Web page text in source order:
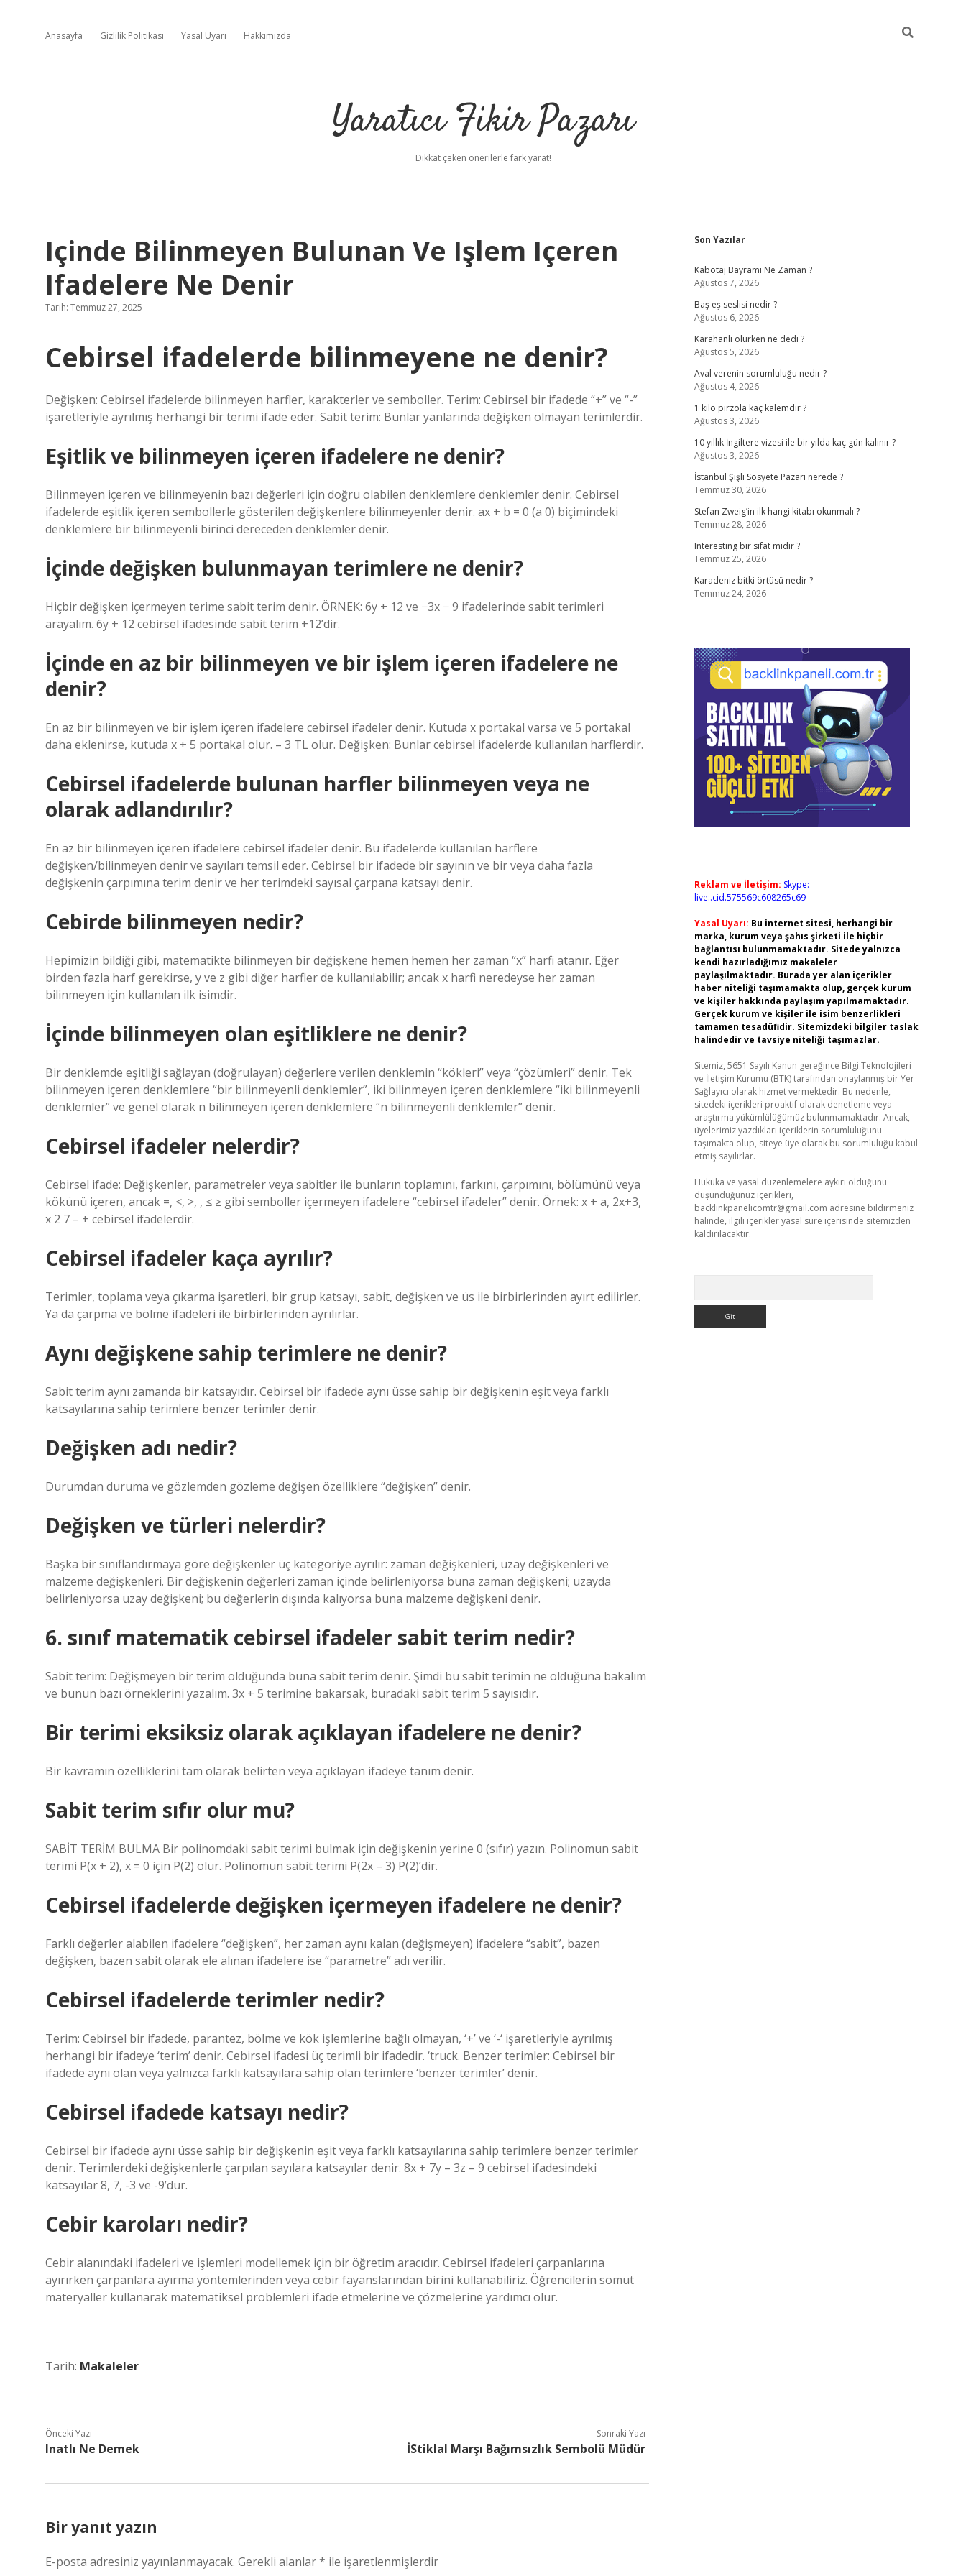
Anasayfa Gizlilik Politikası Yasal Uyarı Hakkımızda
Yaratıcı Fikir Pazarı
Dikkat çeken önerilerle fark yarat!
Içinde Bilinmeyen Bulunan Ve Işlem Içeren
Ifadelere Ne Denir
Tarih: Temmuz 27, 2025
Cebirsel ifadelerde bilinmeyene ne denir?
Değişken: Cebirsel ifadelerde bilinmeyen harfler, karakterler ve semboller. Terim: Cebirsel bir ifadede “+” ve “-”
işaretleriyle ayrılmış herhangi bir terimi ifade eder. Sabit terim: Bunlar yanlarında değişken olmayan terimlerdir.
Eşitlik ve bilinmeyen içeren ifadelere ne denir?
Bilinmeyen içeren ve bilinmeyenin bazı değerleri için doğru olabilen denklemlere denklemler denir. Cebirsel
ifadelerde eşitlik içeren sembollerle gösterilen değişkenlere bilinmeyenler denir. ax + b = 0 (a 0) biçimindeki
denklemlere bir bilinmeyenli birinci dereceden denklemler denir.
İçinde değişken bulunmayan terimlere ne denir?
Hiçbir değişken içermeyen terime sabit terim denir. ÖRNEK: 6y + 12 ve −3x ​​​​​​− 9 ifadelerinde sabit terimleri
arayalım. 6y + 12 cebirsel ifadesinde sabit terim +12’dir.
İçinde en az bir bilinmeyen ve bir işlem içeren ifadelere ne
denir?
En az bir bilinmeyen ve bir işlem içeren ifadelere cebirsel ifadeler denir. Kutuda x portakal varsa ve 5 portakal
daha eklenirse, kutuda x + 5 portakal olur. – 3 TL olur. Değişken: Bunlar cebirsel ifadelerde kullanılan harflerdir.
Cebirsel ifadelerde bulunan harfler bilinmeyen veya ne
olarak adlandırılır?
En az bir bilinmeyen içeren ifadelere cebirsel ifadeler denir. Bu ifadelerde kullanılan harflere
değişken/bilinmeyen denir ve sayıları temsil eder. Cebirsel bir ifadede bir sayının ve bir veya daha fazla
değişkenin çarpımına terim denir ve her terimdeki sayısal çarpana katsayı denir.
Cebirde bilinmeyen nedir?
Hepimizin bildiği gibi, matematikte bilinmeyen bir değişkene hemen hemen her zaman “x” harfi atanır. Eğer
birden fazla harf gerekirse, y ve z gibi diğer harfler de kullanılabilir; ancak x harfi neredeyse her zaman
bilinmeyen için kullanılan ilk isimdir.
İçinde bilinmeyen olan eşitliklere ne denir?
Bir denklemde eşitliği sağlayan (doğrulayan) değerlere verilen denklemin “kökleri” veya “çözümleri” denir. Tek
bilinmeyen içeren denklemlere “bir bilinmeyenli denklemler”, iki bilinmeyen içeren denklemlere “iki bilinmeyenli
denklemler” ve genel olarak n bilinmeyen içeren denklemlere “n bilinmeyenli denklemler” denir.
Cebirsel ifadeler nelerdir?
Cebirsel ifade: Değişkenler, parametreler veya sabitler ile bunların toplamını, farkını, çarpımını, bölümünü veya
kökünü içeren, ancak =, <, >, , ≤ ≥ gibi semboller içermeyen ifadelere “cebirsel ifadeler” denir. Örnek: x + a, 2x+3,
x 2 7 – + cebirsel ifadelerdir.
Cebirsel ifadeler kaça ayrılır?
Terimler, toplama veya çıkarma işaretleri, bir grup katsayı, sabit, değişken ve üs ile birbirlerinden ayırt edilirler.
Ya da çarpma ve bölme ifadeleri ile birbirlerinden ayrılırlar.
Aynı değişkene sahip terimlere ne denir?
Sabit terim aynı zamanda bir katsayıdır. Cebirsel bir ifadede aynı üsse sahip bir değişkenin eşit veya farklı
katsayılarına sahip terimlere benzer terimler denir.
Değişken adı nedir?
Durumdan duruma ve gözlemden gözleme değişen özelliklere “değişken” denir.
Değişken ve türleri nelerdir?
Başka bir sınıflandırmaya göre değişkenler üç kategoriye ayrılır: zaman değişkenleri, uzay değişkenleri ve
malzeme değişkenleri. Bir değişkenin değerleri zaman içinde belirleniyorsa buna zaman değişkeni; uzayda
belirleniyorsa uzay değişkeni; bu değerlerin dışında kalıyorsa buna malzeme değişkeni denir.
6. sınıf matematik cebirsel ifadeler sabit terim nedir?
Sabit terim: Değişmeyen bir terim olduğunda buna sabit terim denir. Şimdi bu sabit terimin ne olduğuna bakalım
ve bunun bazı örneklerini yazalım. 3x + 5 terimine bakarsak, buradaki sabit terim 5 sayısıdır.
Bir terimi eksiksiz olarak açıklayan ifadelere ne denir?
Bir kavramın özelliklerini tam olarak belirten veya açıklayan ifadeye tanım denir.
Sabit terim sıfır olur mu?
SABİT TERİM BULMA Bir polinomdaki sabit terimi bulmak için değişkenin yerine 0 (sıfır) yazın. Polinomun sabit
terimi P(x + 2), x = 0 için P(2) olur. Polinomun sabit terimi P(2x – 3) P(2)’dir.
Cebirsel ifadelerde değişken içermeyen ifadelere ne denir?
Farklı değerler alabilen ifadelere “değişken”, her zaman aynı kalan (değişmeyen) ifadelere “sabit”, bazen
değişken, bazen sabit olarak ele alınan ifadelere ise “parametre” adı verilir.
Cebirsel ifadelerde terimler nedir?
Terim: Cebirsel bir ifadede, parantez, bölme ve kök işlemlerine bağlı olmayan, ‘+’ ve ‘-‘ işaretleriyle ayrılmış
herhangi bir ifadeye ‘terim’ denir. Cebirsel ifadesi üç terimli bir ifadedir. ‘truck. Benzer terimler: Cebirsel bir
ifadede aynı olan veya yalnızca farklı katsayılara sahip olan terimlere ‘benzer terimler’ denir.
Cebirsel ifadede katsayı nedir?
Cebirsel bir ifadede aynı üsse sahip bir değişkenin eşit veya farklı katsayılarına sahip terimlere benzer terimler
denir. Terimlerdeki değişkenlerle çarpılan sayılara katsayılar denir. 8x + 7y – 3z – 9 cebirsel ifadesindeki
katsayılar 8, 7, -3 ve -9’dur.
Cebir karoları nedir?
Cebir alanındaki ifadeleri ve işlemleri modellemek için bir öğretim aracıdır. Cebirsel ifadeleri çarpanlarına
ayırırken çarpanlara ayırma yöntemlerinden veya cebir fayanslarından birini kullanabiliriz. Öğrencilerin somut
materyaller kullanarak matematiksel problemleri ifade etmelerine ve çözmelerine yardımcı olur.
Tarih: Makaleler
Önceki Yazı
Inatlı Ne Demek
Sonraki Yazı
İStiklal Marşı Bağımsızlık Sembolü Müdür
Bir yanıt yazın
E-posta adresiniz yayınlanmayacak. Gerekli alanlar* ile işaretlenmişlerdir
Sidebar
Son Yazılar
Kabotaj Bayramı Ne Zaman ?
Ağustos 7, 2026
Baş eş seslisi nedir ?
Ağustos 6, 2026
Karahanlı ölürken ne dedi ?
Ağustos 5, 2026
Aval verenin sorumluluğu nedir ?
Ağustos 4, 2026
1 kilo pirzola kaç kalemdir ?
Ağustos 3, 2026
10 yıllık İngiltere vizesi ile bir yılda kaç gün kalınır ?
Ağustos 3, 2026
İstanbul Şişli Sosyete Pazarı nerede ?
Temmuz 30, 2026
Stefan Zweig’in ilk hangi kitabı okunmalı ?
Temmuz 28, 2026
Interesting bir sıfat mıdır ?
Temmuz 25, 2026
Karadeniz bitki örtüsü nedir ?
Temmuz 24, 2026
Reklam ve İletişim: Skype:
live:.cid.575569c608265c69
Yasal Uyarı: Bu internet sitesi, herhangi bir
marka, kurum veya şahıs şirketi ile hiçbir
bağlantısı bulunmamaktadır. Sitede yalnızca
kendi hazırladığımız makaleler
paylaşılmaktadır. Burada yer alan içerikler
haber niteliği taşımamakta olup, gerçek kurum
ve kişiler hakkında paylaşım yapılmamaktadır.
Gerçek kurum ve kişiler ile isim benzerlikleri
tamamen tesadüfidir. Sitemizdeki bilgiler taslak
halindedir ve tavsiye niteliği taşımazlar.
Sitemiz, 5651 Sayılı Kanun gereğince Bilgi Teknolojileri
ve İletişim Kurumu (BTK) tarafından onaylanmış bir Yer
Sağlayıcı olarak hizmet vermektedir. Bu nedenle,
sitedeki içerikleri proaktif olarak denetleme veya
araştırma yükümlülüğümüz bulunmamaktadır. Ancak,
üyelerimiz yazdıkları içeriklerin sorumluluğunu
taşımakta olup, siteye üye olarak bu sorumluluğu kabul
etmiş sayılırlar.
Hukuka ve yasal düzenlemelere aykırı olduğunu
düşündüğünüz içerikleri,
backlinkpanelicomtr@gmail.com adresine bildirmeniz
halinde, ilgili içerikler yasal süre içerisinde sitemizden
kaldırılacaktır.